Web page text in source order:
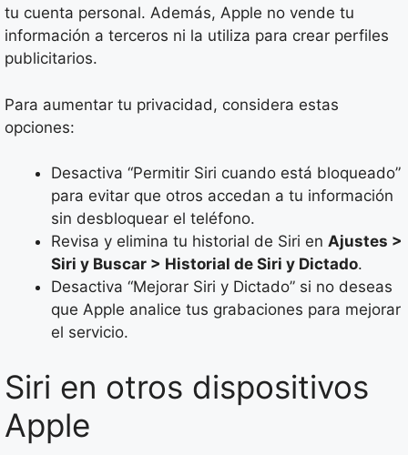
tu cuenta personal. Además, Apple no vende tu
información a terceros ni la utiliza para crear perfiles
publicitarios.
Para aumentar tu privacidad, considera estas
opciones:
Desactiva “Permitir Siri cuando está bloqueado”
para evitar que otros accedan a tu información
sin desbloquear el teléfono.
Revisa y elimina tu historial de Siri en Ajustes >
Siri y Buscar > Historial de Siri y Dictado.
Desactiva “Mejorar Siri y Dictado” si no deseas
que Apple analice tus grabaciones para mejorar
el servicio.
Siri en otros dispositivos
Apple